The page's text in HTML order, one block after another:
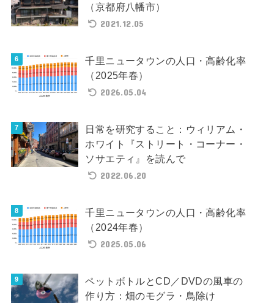
（京都府八幡市）
2021.12.05
千里ニュータウンの人口・高齢化率
（2025年春）
2026.05.04
日常を研究すること：ウィリアム・
ホワイト『ストリート・コーナー・
ソサエティ』を読んで
2022.06.20
千里ニュータウンの人口・高齢化率
（2024年春）
2025.05.06
ペットボトルとCD／DVDの風車の
作り方：畑のモグラ・鳥除け